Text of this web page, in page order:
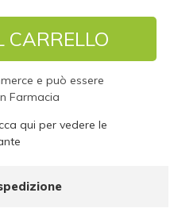
CARRELLO
e può essere
Farmacia
qui per vedere le